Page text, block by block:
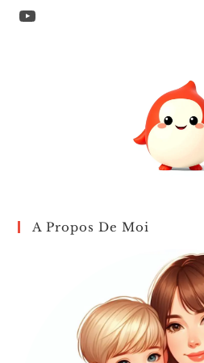
YouTube
A Propos De Moi